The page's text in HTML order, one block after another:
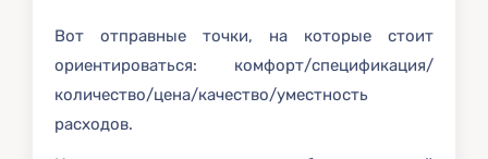
Вот отправные точки, на которые стоит
ориентироваться: комфорт/спецификация/
количество/цена/качество/уместность
расходов.